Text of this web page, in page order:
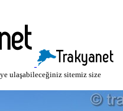
ulaşabileceğiniz sitemiz size